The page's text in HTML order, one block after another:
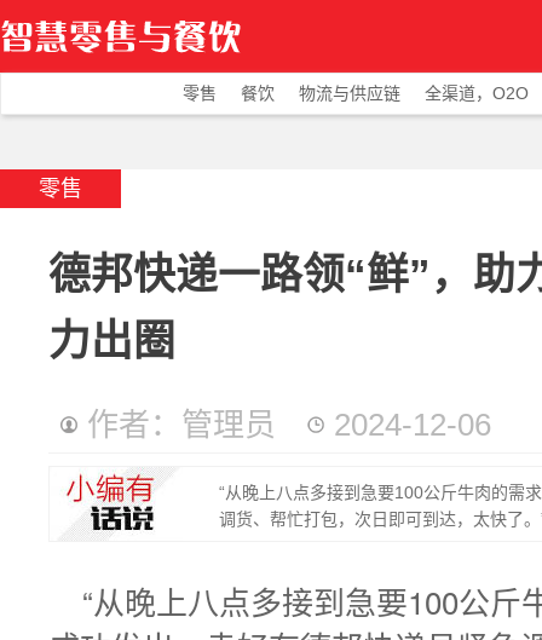
零售 餐饮 物流与供应链 全渠道，O2O
零售
德邦快递一路领“鲜”，助
力出圈
作者：管理员 2024-12-06
“从晚上八点多接到急要100公斤牛肉的需
调货、帮忙打包，次日即可到达，太快了
“从晚上八点多接到急要100公